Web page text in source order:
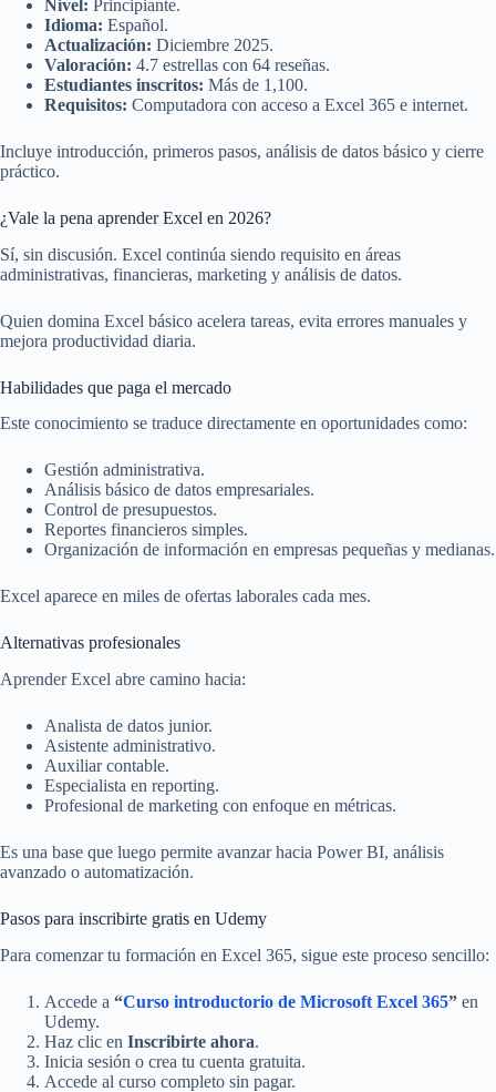
Nivel: Principiante.
Idioma: Español.
Actualización: Diciembre 2025.
Valoración: 4.7 estrellas con 64 reseñas.
Estudiantes inscritos: Más de 1,100.
Requisitos: Computadora con acceso a Excel 365 e internet.
Incluye introducción, primeros pasos, análisis de datos básico y cierre
práctico.
¿Vale la pena aprender Excel en 2026?
Sí, sin discusión. Excel continúa siendo requisito en áreas
administrativas, financieras, marketing y análisis de datos.
Quien domina Excel básico acelera tareas, evita errores manuales y
mejora productividad diaria.
Habilidades que paga el mercado
Este conocimiento se traduce directamente en oportunidades como:
Gestión administrativa.
Análisis básico de datos empresariales.
Control de presupuestos.
Reportes financieros simples.
Organización de información en empresas pequeñas y medianas.
Excel aparece en miles de ofertas laborales cada mes.
Alternativas profesionales
Aprender Excel abre camino hacia:
Analista de datos junior.
Asistente administrativo.
Auxiliar contable.
Especialista en reporting.
Profesional de marketing con enfoque en métricas.
Es una base que luego permite avanzar hacia Power BI, análisis
avanzado o automatización.
Pasos para inscribirte gratis en Udemy
Para comenzar tu formación en Excel 365, sigue este proceso sencillo:
Accede a “Curso introductorio de Microsoft Excel 365” en
Udemy.
Haz clic en Inscribirte ahora.
Inicia sesión o crea tu cuenta gratuita.
Accede al curso completo sin pagar.